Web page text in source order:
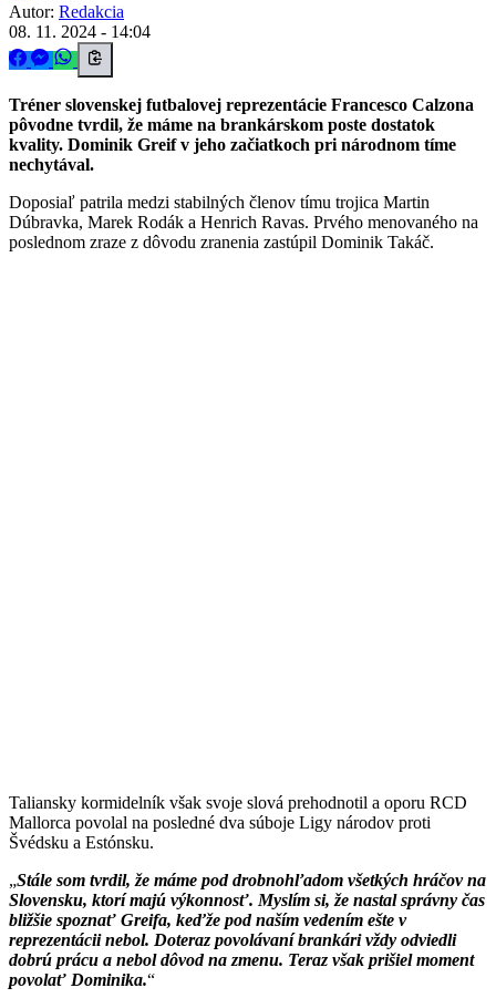
Autor: Redakcia
08. 11. 2024 - 14:04
Tréner slovenskej futbalovej reprezentácie Francesco Calzona
pôvodne tvrdil, že máme na brankárskom poste dostatok
kvality. Dominik Greif v jeho začiatkoch pri národnom tíme
nechytával.
Doposiaľ patrila medzi stabilných členov tímu trojica Martin
Dúbravka, Marek Rodák a Henrich Ravas. Prvého menovaného na
poslednom zraze z dôvodu zranenia zastúpil Dominik Takáč.
Taliansky kormidelník však svoje slová prehodnotil a oporu RCD
Mallorca povolal na posledné dva súboje Ligy národov proti
Švédsku a Estónsku.
Stále som tvrdil, že máme pod drobnohľadom všetkých hráčov na
Slovensku, ktorí majú výkonnosť. Myslím si, že nastal správny čas
bližšie spoznať Greifa, keďže pod naším vedením ešte v
reprezentácii nebol. Doteraz povolávaní brankári vždy odviedli
dobrú prácu a nebol dôvod na zmenu. Teraz však prišiel moment
povolať Dominika.